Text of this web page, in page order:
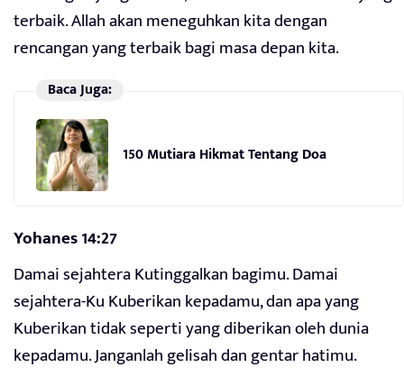
terbaik. Allah akan meneguhkan kita dengan
rencangan yang terbaik bagi masa depan kita.
Baca Juga:
150 Mutiara Hikmat Tentang Doa
Yohanes 14:27
Damai sejahtera Kutinggalkan bagimu. Damai
sejahtera-Ku Kuberikan kepadamu, dan apa yang
Kuberikan tidak seperti yang diberikan oleh dunia
kepadamu. Janganlah gelisah dan gentar hatimu.